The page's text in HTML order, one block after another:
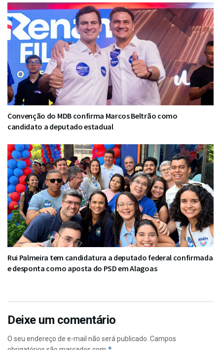
Convenção do MDB confirma Marcos Beltrão como
candidato a deputado estadual
Rui Palmeira tem candidatura a deputado federal confirmada
e desponta como aposta do PSD em Alagoas
Deixe um comentário
O seu endereço de e-mail não será publicado. Campos